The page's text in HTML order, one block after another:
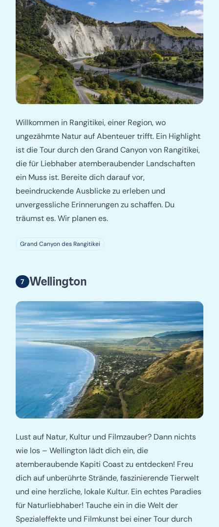
Willkommen in Rangitikei, einer Region, wo
ungezähmte Natur auf Abenteuer trifft. Ein Highlight
ist die Tour durch den Grand Canyon von Rangitikei,
die für Liebhaber atemberaubender Landschaften
ein Muss ist. Bereite dich darauf vor,
beeindruckende Ausblicke zu erleben und
unvergessliche Erinnerungen zu schaffen. Du
träumst es. Wir planen es.
Grand Canyon des Rangitikei
Wellington
Lust auf Natur, Kultur und Filmzauber? Dann nichts
wie los – Wellington lädt dich ein, die
atemberaubende Kapiti Coast zu entdecken! Freu
dich auf unberührte Strände, faszinierende Tierwelt
und eine herzliche, lokale Kultur. Ein echtes Paradies
für Naturliebhaber! Tauche ein in die Welt der
Spezialeffekte und Filmkunst bei einer Tour durch